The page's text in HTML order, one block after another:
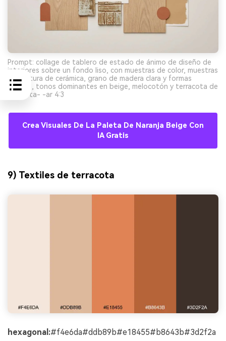
Prompt: collage de tablero de estado de ánimo de diseño de
interiores sobre un fondo liso, con muestras de color, muestras
de textura de cerámica, grano de madera clara y formas
simples, tonos dominantes en beige, melocotón y terracota de
la paleta- -ar 4:3
Crea Visuales De La Paleta De Naranja Beige Con
IA Gratis
9) Textiles de terracota
hexagonal:#f4e6da#ddb89b#e18455#b8643b#3d2f2a